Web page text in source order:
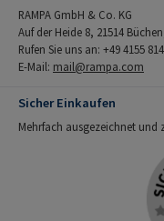
RAMPA GmbH & Co. KG
Auf der Heide 8, 21514
Rufen Sie uns an: +49 4155
E-Mail: mail@rampa.com
Sicher Einkaufen
Mehrfach ausgezeichnet und